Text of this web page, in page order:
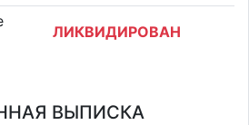
ЛИКВИДИРОВАН
ВЫПИСКА